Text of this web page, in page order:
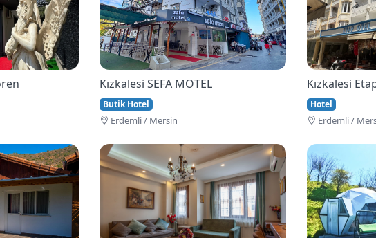
Kızkalesi SEFA MOTEL
Butik Hotel
Erdemli / Mersin
Kızkalesi
Hotel
Erdemli /